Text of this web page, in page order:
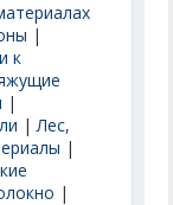
|
к
|
|Лес,
|
|